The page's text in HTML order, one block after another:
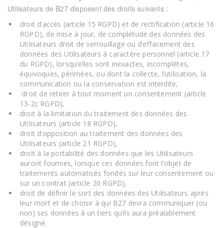
Utilisateurs de B27disposent des droits suivants :
droit d’accès (article 15 RGPD) et de rectification (article 16
RGPD), de mise à jour, de complétude des données des
Utilisateurs droit de verrouillage ou d’effacement des
données des Utilisateurs à caractère personnel (article 17
du RGPD), lorsqu’elles sont inexactes, incomplètes,
équivoques, périmées, ou dont la collecte, l’utilisation, la
communication ou la conservation est interdite,
droit de retirer à tout moment un consentement (article
13-2c RGPD),
droit à la limitation du traitement des données des
Utilisateurs (article 18 RGPD),
droit d’opposition au traitement des données des
Utilisateurs (article 21 RGPD),
droit à la portabilité des données que les Utilisateurs
auront fournies, lorsque ces données font l’objet de
traitements automatisés fondés sur leur consentement ou
sur un contrat (article 20 RGPD),
droit de définir le sort des données des Utilisateurs après
leur mort et de choisir à qui B27 devra communiquer (ou
non) ses données à un tiers qu’ils aura préalablement
désigné.